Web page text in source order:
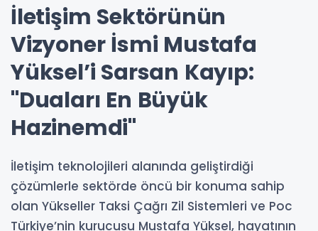
İletişim Sektörünün
Vizyoner İsmi Mustafa
Yüksel’i Sarsan Kayıp:
"Duaları En Büyük
Hazinemdi"
İletişim teknolojileri alanında geliştirdiği
çözümlerle sektörde öncü bir konuma sahip
olan Yükseller Taksi Çağrı Zil Sistemleri ve Poc
Türkiye’nin kurucusu Mustafa Yüksel, hayatının